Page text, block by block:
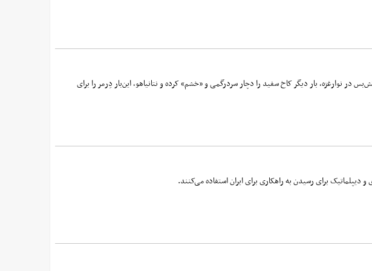
نوارغزه، بار دیگر کاخ سفید را دچار سردرگمی و «خشم» کرده و نتانیاهو، این‌بار دِرمر را برای
دیپلماتیک برای رسیدن به راهکاری برای ایران استفاده می‌کنند.